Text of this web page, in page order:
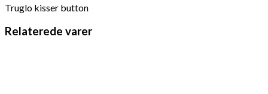
Truglo kisser button
Relaterede varer